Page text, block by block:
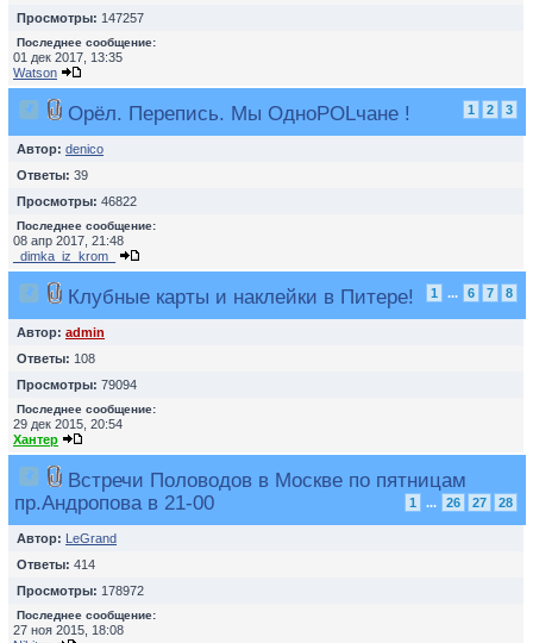
Просмотры: 147257
Последнее сообщение:
01 дек 2017, 13:35
Watson
Орёл. Перепись. Мы ОдноPOLчане ! 1 2 3
Автор: denico
Ответы: 39
Просмотры: 46822
Последнее сообщение:
08 апр 2017, 21:48
_dimka_iz_krom_
Клубные карты и наклейки в Питере! 1 ... 6 7 8
Автор: admin
Ответы: 108
Просмотры: 79094
Последнее сообщение:
29 дек 2015, 20:54
Хантер
Встречи Половодов в Москве по пятницам
пр.Андропова в 21-00
1 ... 26 27 28
Автор: LeGrand
Ответы: 414
Просмотры: 178972
Последнее сообщение:
27 ноя 2015, 18:08